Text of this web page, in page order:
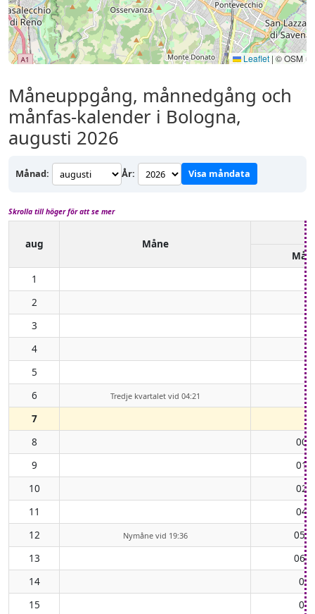
Leaflet | © OSM
Måneuppgång, månnedgång och
månfas-kalender i Bologna,
augusti 2026
Månad: År: Visa måndata
Skrolla till höger för att se mer
aug
Måne
1
2
3
4
5
6
Tredje kvartalet vid 04:21
7
8
9
10
11
12
Nymåne vid 19:36
13
14
15